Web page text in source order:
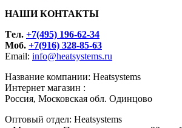
НАШИ КОНТАКТЫ
Tел. +7(495) 196-62-34
Моб. +7(916) 328-85-63
Email: info@heatsystems.ru
Название компании: Heatsystems
Интернет магазин :
Россия, Московская обл. Одинцово
Оптовый отдел: Heatsystems